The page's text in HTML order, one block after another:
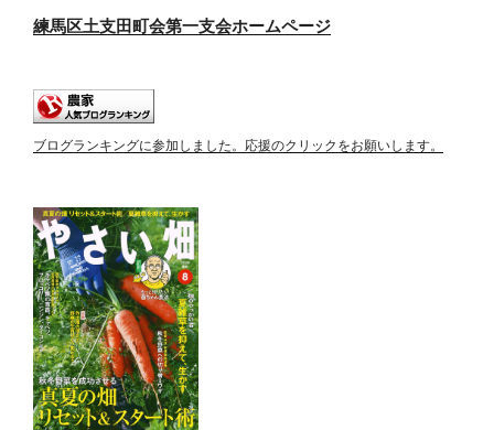
練馬区土支田町会第一支会ホームページ
ブログランキングに参加しました。応援のクリックをお願いします。